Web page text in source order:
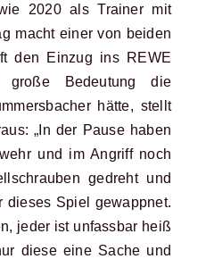
2020 als Trainer mit
macht einer von beiden
den Einzug ins REWE
Bedeutung die
hätte, stellt
„In der Pause haben
und im Angriff noch
gedreht und
dieses Spiel gewappnet.
jeder ist unfassbar heiß
diese eine Sache und